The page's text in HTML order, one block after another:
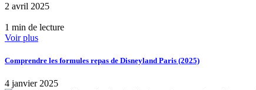
2 avril 2025
1 min de lecture
Voir plus
Comprendre les formules repas de Disneyland Paris (2025)
4 janvier 2025